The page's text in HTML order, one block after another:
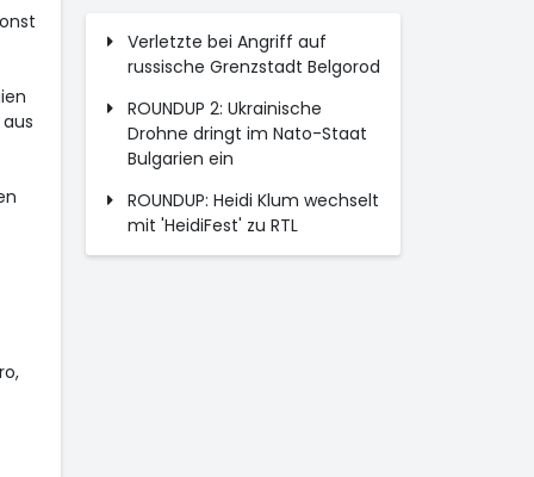
Verletzte bei Angriff auf
russische Grenzstadt Belgorod
ROUNDUP 2: Ukrainische
Drohne dringt im Nato-Staat
Bulgarien ein
ROUNDUP: Heidi Klum wechselt
mit 'HeidiFest' zu RTL